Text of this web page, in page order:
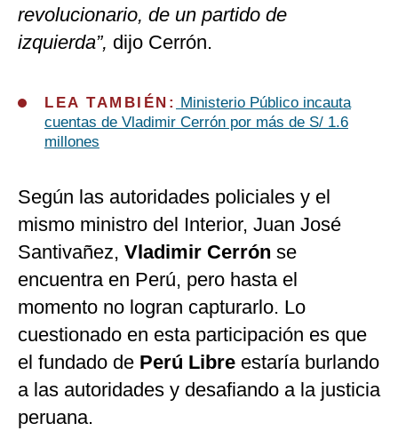
revolucionario, de un partido de
izquierda”, dijo Cerrón.
LEA TAMBIÉN: Ministerio Público incauta
cuentas de Vladimir Cerrón por más de S/ 1.6
millones
Según las autoridades policiales y el
mismo ministro del Interior, Juan José
Santivañez, Vladimir Cerrón se
encuentra en Perú, pero hasta el
momento no logran capturarlo. Lo
cuestionado en esta participación es que
el fundado de Perú Libre estaría burlando
a las autoridades y desafiando a la justicia
peruana.